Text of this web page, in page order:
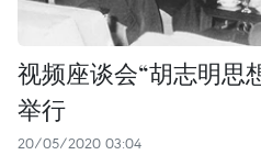
视频座谈会“胡志明思
举行
20/05/2020 03:04